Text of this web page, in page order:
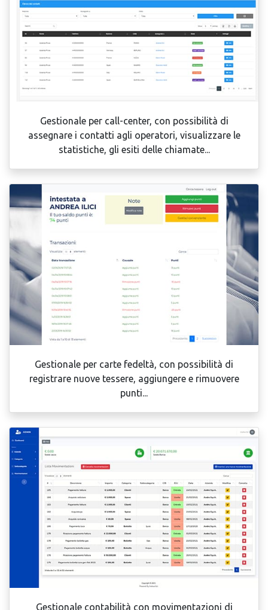
Gestionale per call-center, con possibilità di
assegnare i contatti agli operatori, visualizzare le
statistiche, gli esiti delle chiamate...
Gestionale per carte fedeltà, con possibilità di
registrare nuove tessere, aggiungere e rimuovere
punti...
Gestionale contabilità con movimentazioni di